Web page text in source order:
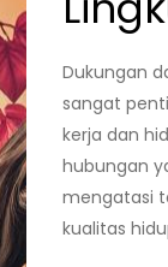
Dukungan
sangat
kerja dan
hubungan
mengatasi
kualitas